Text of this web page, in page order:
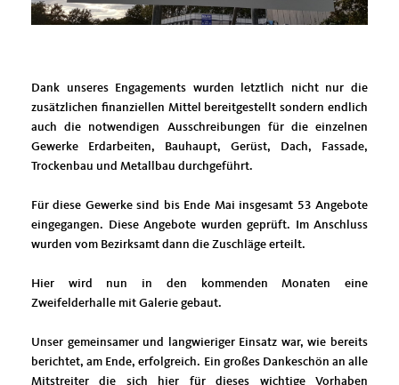
Dank unseres Engagements wurden letztlich nicht nur die
zusätzlichen finanziellen Mittel bereitgestellt sondern endlich
auch die notwendigen Ausschreibungen für die einzelnen
Gewerke Erdarbeiten, Bauhaupt, Gerüst, Dach, Fassade,
Trockenbau und Metallbau durchgeführt.
Für diese Gewerke sind bis Ende Mai insgesamt 53 Angebote
eingegangen. Diese Angebote wurden geprüft. Im Anschluss
wurden vom Bezirksamt dann die Zuschläge erteilt.
Hier wird nun in den kommenden Monaten eine
Zweifelderhalle mit Galerie gebaut.
Unser gemeinsamer und langwieriger Einsatz war, wie bereits
berichtet, am Ende, erfolgreich. Ein großes Dankeschön an alle
Mitstreiter die sich hier für dieses wichtige Vorhaben